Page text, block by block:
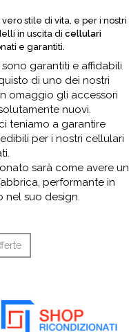
stile di vita, e per i nostri
in uscita di cellulari
e garantiti.
sono garantiti e affidabili
di uno dei nostri
omaggio gli accessori
nuovi.
teniamo a garantire
per i nostri cellulari
sarà come avere un
performante in
suo design.